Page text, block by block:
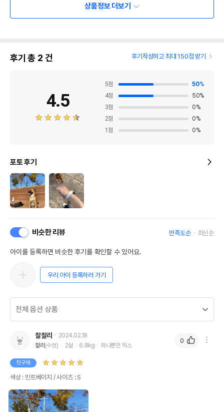
상품정보 더보기
후기 총 2 건 후기작성하고 최대 150점 받기
4.5
5점 50%
4점 50%
3점 0%
2점 0%
1 점 0%
포토 후기
비슷한 리뷰 만족도순 최신순
아이를 등록하면 비슷한 후기를 확인할 수 있어요.
우리 아이 등록하러 가기
찰찰리
2024.02.18
찰리 (수컷) 2살 6.8kg 하나뿐인 믹스
첫구매
색상 : 민트베이지 / 사이즈 : S
0